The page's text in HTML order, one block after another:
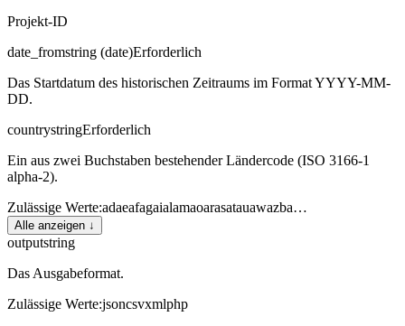
Projekt-ID
date_fromstring (date)Erforderlich
Das Startdatum des historischen Zeitraums im Format YYYY-MM-
DD.
countrystringErforderlich
Ein aus zwei Buchstaben bestehender Ländercode (ISO 3166-1
alpha-2).
Zulässige Werte:adaeafagaialamaoarasatauawazba…
Alle anzeigen ↓
outputstring
Das Ausgabeformat.
Zulässige Werte:jsoncsvxmlphp